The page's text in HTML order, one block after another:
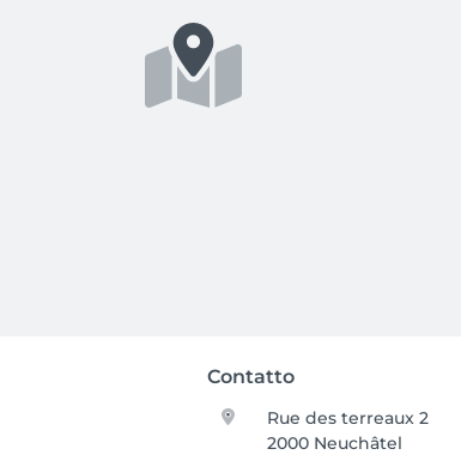
Contatto
Rue des terreaux 2
2000 Neuchâtel